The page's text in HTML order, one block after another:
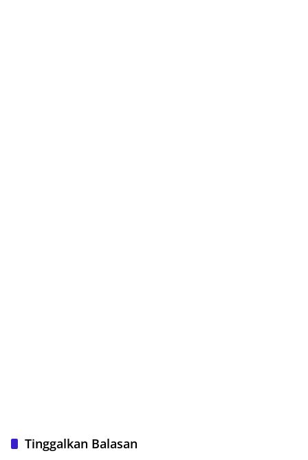
Tinggalkan Balasan